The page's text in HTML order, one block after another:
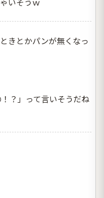
きとかパンが無くなっ
？」って言いそうだね